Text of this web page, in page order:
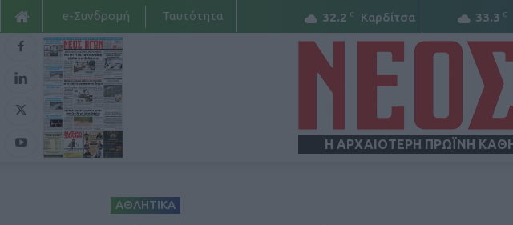
32.2 C Καρδίτσα 33.3 C
e-Συνδρομή Ταυτότητα
Η ΑΡΧΑΙΟΤΕΡΗ ΠΡΩΪΝΗ
ΑΘΛΗΤΙΚΑ